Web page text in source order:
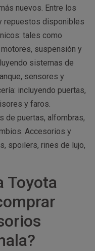
nuevos. Entre los
repuestos disponibles
tales como
suspensión y
sistemas de
sensores y
incluyendo puertas,
y faros.
de puertas, alfombras,
Accesorios y
spoilers, rines de lujo,
Toyota